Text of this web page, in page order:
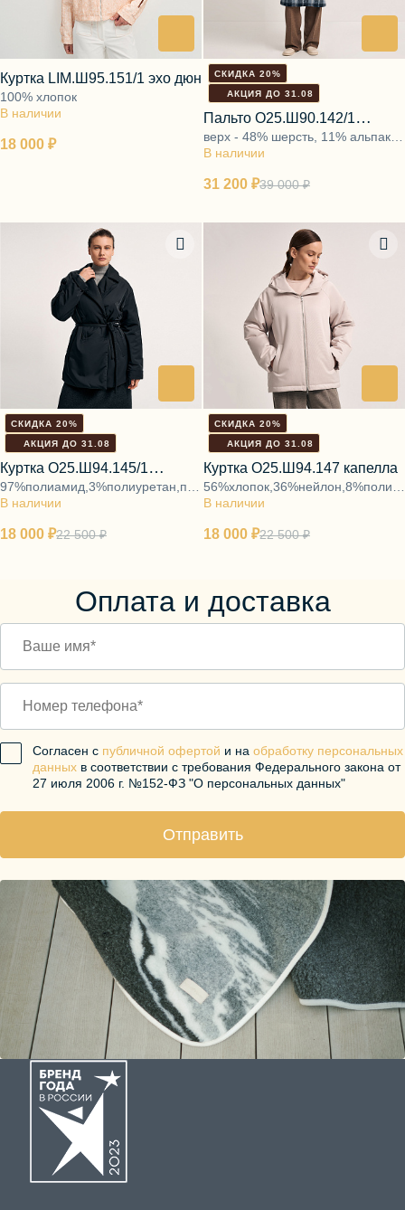
18 000 ₽
В наличии
Куртка LIM.Ш95.151/1 эхо дюн
100% хлопок
СКИДКА 20%
АКЦИЯ ДО 31.08
31 200 ₽39 000 ₽
В наличии
Пальто О25.Ш90.142/1
таинственный кобальт
верх - 48% шерсть, 11% альпака,
20% ПЭ, 21% акрил, подкладка -
СКИДКА 20%
АКЦИЯ ДО 31.08
18 000 ₽22 500 ₽
В наличии
Куртка О25.Ш94.145/1
галактический туман
97%полиамид,3%полиуретан,подкладка
53%вискоза,47%полиэстер,утеплитель
СКИДКА 20%
АКЦИЯ ДО 31.08
18 000 ₽22 500 ₽
В наличии
Куртка О25.Ш94.147 капелла
Оплата и доставка
Согласен с публичной офертой и на обработку персональных
данных в соответствии с требования Федерального закона от
27 июля 2006 г. №152-ФЗ "О персональных данных"
Отправить